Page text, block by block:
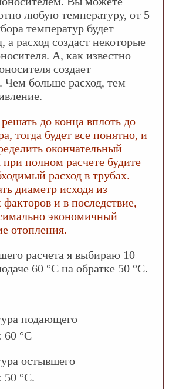
любую температуру, от 5
температур будет
а расход создаст некоторые
А, как известно
создает
Чем больше расход, тем
решать до конца вплоть до
тогда будет все понятно, и
окончательный
при полном расчете будите
расход в трубах.
диаметр исходя из
и в последствие,
экономичный
отопления.
расчета я выбираю 10
60 °С на обратке 50 °С.
подающего
60 °С
остывшего
50 °С.